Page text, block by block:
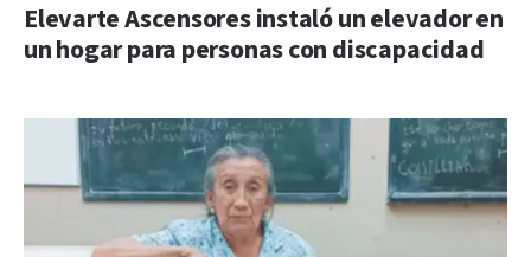
Elevarte Ascensores instaló un elevador en
un hogar para personas con discapacidad